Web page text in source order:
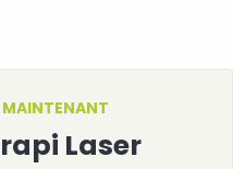
MAINTENANT
Laser